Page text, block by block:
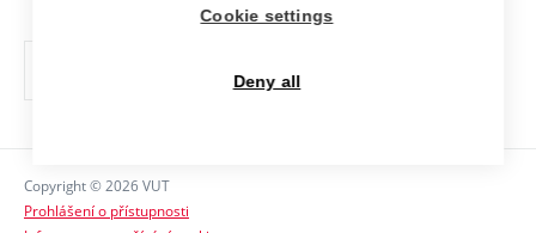
Ochrana osobních údajů
Kontakty
Copyright © 2026 VUT
Prohlášení o přístupnosti
Cookie settings
Deny all